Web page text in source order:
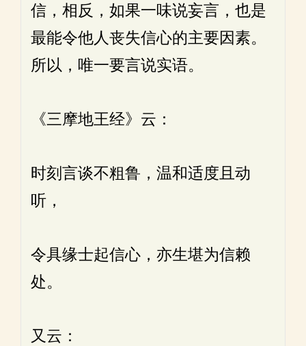
信，相反，如果一味说妄言，也是
最能令他人丧失信心的主要因素。
所以，唯一要言说实语。
《三摩地王经》云：
时刻言谈不粗鲁，温和适度且动
听，
令具缘士起信心，亦生堪为信赖
处。
又云：